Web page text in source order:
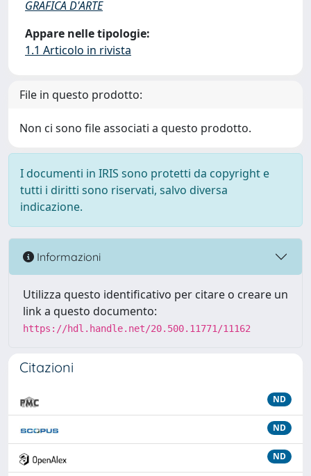
GRAFICA D'ARTE
Appare nelle tipologie:
1.1 Articolo in rivista
File in questo prodotto:
Non ci sono file associati a questo prodotto.
I documenti in IRIS sono protetti da copyright e
tutti i diritti sono riservati, salvo diversa
indicazione.
Informazioni
Utilizza questo identificativo per citare o creare un
link a questo documento:
https://hdl.handle.net/20.500.11771/11162
Citazioni
ND
ND
ND